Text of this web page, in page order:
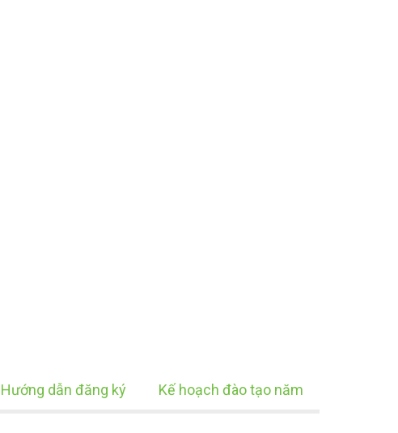
Hướng dẫn đăng ký Kế hoạch đào tạo năm